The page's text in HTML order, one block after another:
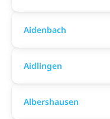
Aidenbach
Aidlingen
Albershausen